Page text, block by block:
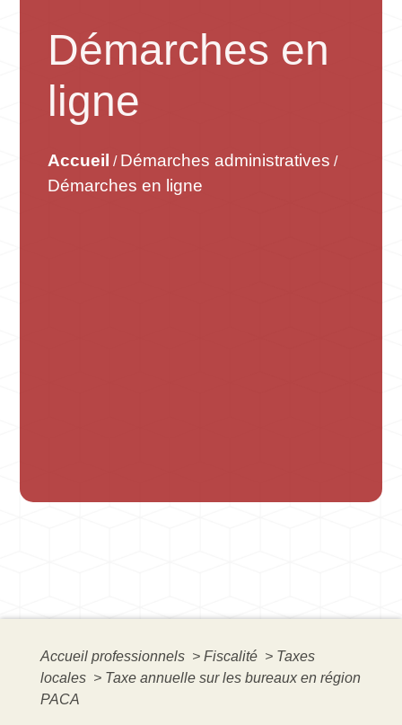
Démarches en
ligne
Accueil / Démarches administratives /
Démarches en ligne
Accueil professionnels > Fiscalité > Taxes
locales > Taxe annuelle sur les bureaux en région
PACA